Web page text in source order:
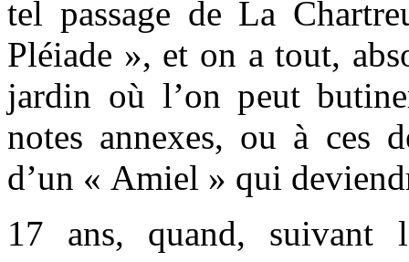
tel passage de La
Pléiade », et on a tout,
jardin où l’on peut
notes annexes, ou à ces
d’un « Amiel » qui
17 ans, quand, suivant